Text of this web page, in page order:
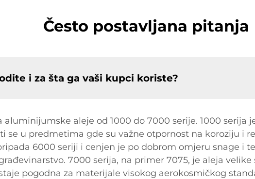
Često postavljana pitanja
i za šta ga vaši kupci koriste?
aluminijumske aleje od 1000 do 7000 serije. 1000 serija
se u predmetima gde su važne otpornost na koroziju i
6000 seriji i cenjen je po dobrom omjeru snage i
7000 serija, na primer 7075, je aleja velike
pogodna za materijale visokog aerokosmičkog